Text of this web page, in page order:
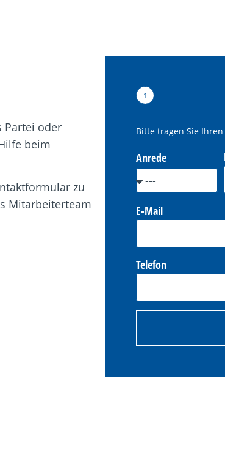
Partei oder
beim
zu
Mitarbeiterteam
1
Bitte tragen Sie
Anrede
E-Mail
Telefon